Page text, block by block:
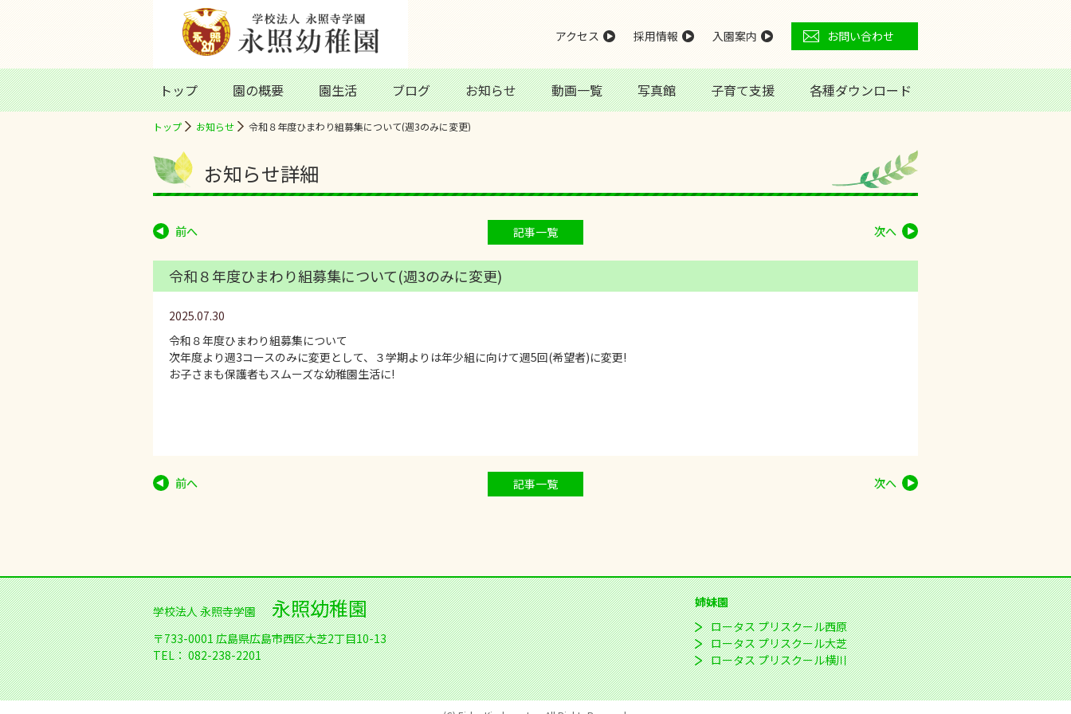
トップ 園の概要 園生活 ブログ お知らせ 動画一覧 写真館 子育て支援 各種ダウンロード
アクセス 採用情報 入園案内 お問い合わせ
トップ お知らせ 令和８年度ひまわり組募集について(週3のみに変更)
お知らせ詳細
前へ 次へ
記事一覧
令和８年度ひまわり組募集について(週3のみに変更)
2025.07.30
令和８年度ひまわり組募集について
次年度より週3コースのみに変更として、３学期よりは年少組に向けて週5回(希望者)に変更!
お子さまも保護者もスムーズな幼稚園生活に!
前へ 次へ
記事一覧
学校法人 永照寺学園 永照幼稚園
〒733-0001広島県広島市西区大芝2丁目10-13
TEL：082-238-2201
姉妹園
ロータス プリスクール西原
ロータス プリスクール大芝
ロータス プリスクール横川